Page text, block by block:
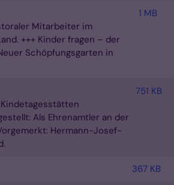
Mitarbeiter im
+++ Kinder fragen – der
Schöpfungsgarten in
1 MB
Als Ehrenamtler an der
Hermann-Josef-
751 KB
367 KB